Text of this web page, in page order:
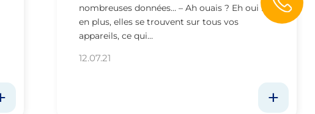
nombreuses données… – Ah ouais ? Eh oui ! Et
en plus, elles se trouvent sur tous vos
appareils, ce qui…
12.07.21